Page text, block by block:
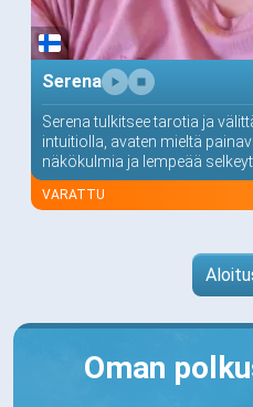
Serena
Serena tulkitsee tarotia ja
intuitiolla, avaten mieltä
näkökulmia ja lempeää
VARATTU
Oman